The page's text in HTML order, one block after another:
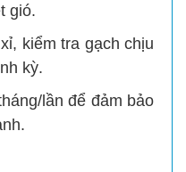
gió.
kiểm tra gạch chịu
kỳ.
lần để đảm bảo